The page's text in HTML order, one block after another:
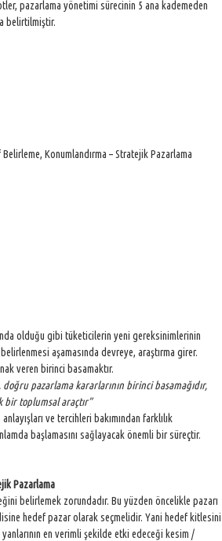
pazarlama yönetimi sürecinin 5 ana kademeden
belirtilmiştir.
Konumlandırma – Stratejik Pazarlama
olduğu gibi tüketicilerin yeni gereksinimlerinin
aşamasında devreye, araştırma girer.
veren birinci basamaktır.
doğru pazarlama kararlarının birinci basamağıdır,
bir toplumsal araçtır”
ve tercihleri bakımından farklılık
başlamasını sağlayacak önemli bir süreçtir.
Pazarlama
belirlemek zorundadır. Bu yüzden öncelikle pazarı
hedef pazar olarak seçmelidir. Yani hedef kitlesini
en verimli şekilde etki edeceği kesim /